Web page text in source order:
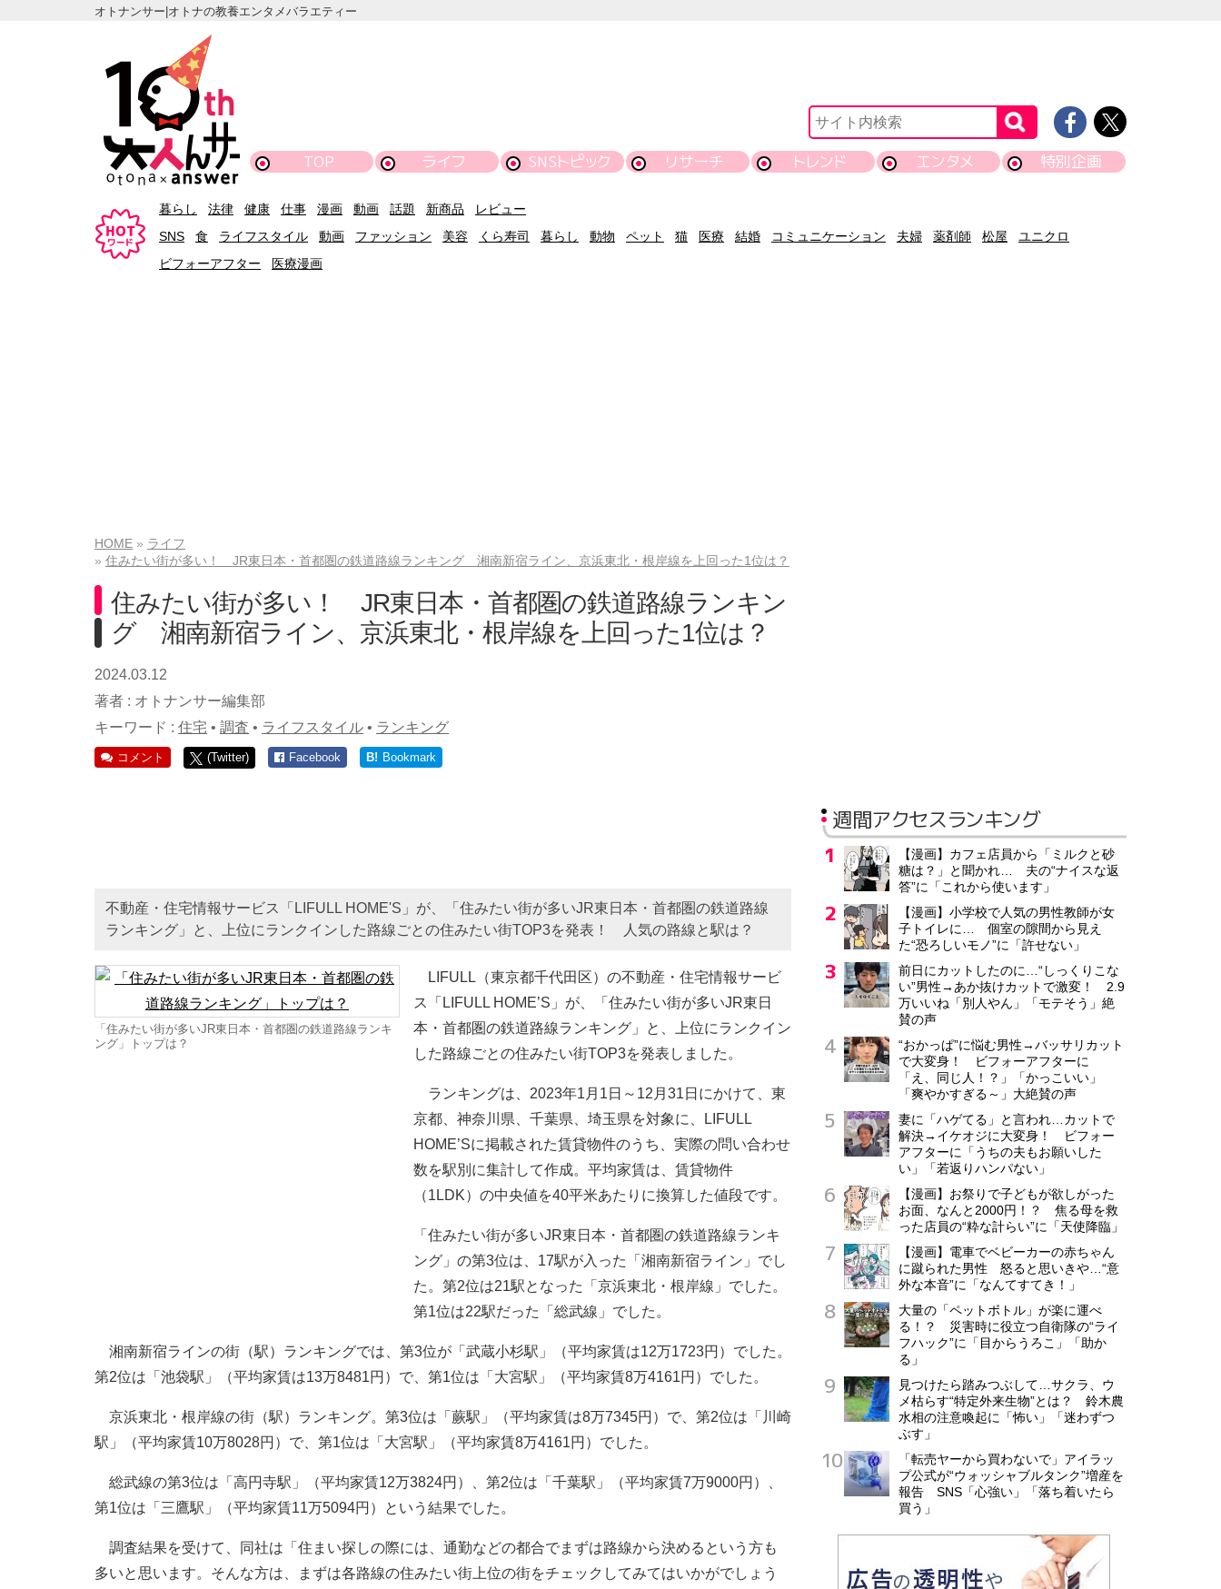
オトナンサー|オトナの教養エンタメバラエティー
TOP ライフ SNSトピック リサーチ トレンド エンタメ 特別企画
暮らし 法律 健康 仕事 漫画 動画 話題 新商品
レビュー
SNS
食 ライフスタイル 動画 ファッション 美容 くら寿司 暮らし 動物 ペット 猫 医療 結婚 コミュニケーション 夫婦 薬剤師 松屋
ユニクロ
ビフォーアフター
医療漫画
HOME
ライフ
住みたい街が多い！ JR東日本・首都圏の鉄道路線ランキング 湘南新宿ライン、京浜東北・根岸線を上回った1位は？
住みたい街が多い！ JR東日本・首都圏の鉄道路線ランキン
グ 湘南新宿ライン、京浜東北・根岸線を上回った1位は？
2024.03.12
著者 : オトナンサー編集部
キーワード : 住宅 • 調査 • ライフスタイル • ランキング
コメント (Twitter) Facebook B! Bookmark
不動産・住宅情報サービス「LIFULL HOME'S」が、「住みたい街が多いJR東日本・首都圏の鉄道路線
ランキング」と、上位にランクインした路線ごとの住みたい街TOP3を発表！ 人気の路線と駅は？
「住みたい街が多いJR東日本・首都圏の鉄道路線ランキ
ング」トップは？
LIFULL（東京都千代田区）の不動産・住宅情報サービ
ス「LIFULL HOME’S」が、「住みたい街が多いJR東日
本・首都圏の鉄道路線ランキング」と、上位にランクイン
した路線ごとの住みたい街TOP3を発表しました。
ランキングは、2023年1月1日～12月31日にかけて、東
京都、神奈川県、千葉県、埼玉県を対象に、LIFULL
HOME’Sに掲載された賃貸物件のうち、実際の問い合わせ
数を駅別に集計して作成。平均家賃は、賃貸物件
（1LDK）の中央値を40平米あたりに換算した値段です。
「住みたい街が多いJR東日本・首都圏の鉄道路線ランキ
ング」の第3位は、17駅が入った「湘南新宿ライン」でし
た。第2位は21駅となった「京浜東北・根岸線」でした。
第1位は22駅だった「総武線」でした。
湘南新宿ラインの街（駅）ランキングでは、第3位が「武蔵小杉駅」（平均家賃は12万1723円）でした。
第2位は「池袋駅」（平均家賃は13万8481円）で、第1位は「大宮駅」（平均家賃8万4161円）でした。
京浜東北・根岸線の街（駅）ランキング。第3位は「蕨駅」（平均家賃は8万7345円）で、第2位は「川崎
駅」（平均家賃10万8028円）で、第1位は「大宮駅」（平均家賃8万4161円）でした。
総武線の第3位は「高円寺駅」（平均家賃12万3824円）、第2位は「千葉駅」（平均家賃7万9000円）、
第1位は「三鷹駅」（平均家賃11万5094円）という結果でした。
調査結果を受けて、同社は「住まい探しの際には、通勤などの都合でまずは路線から決めるという方も
多いと思います。そんな方は、まずは各路線の住みたい街上位の街をチェックしてみてはいかがでしょう
週間アクセスランキング
【漫画】カフェ店員から「ミルクと砂
糖は？」と聞かれ… 夫の“ナイスな返
答”に「これから使います」
【漫画】小学校で人気の男性教師が女
子トイレに… 個室の隙間から見え
た“恐ろしいモノ”に「許せない」
前日にカットしたのに…“しっくりこな
い”男性→あか抜けカットで激変！ 2.9
万いいね「別人やん」「モテそう」絶
賛の声
“おかっぱ”に悩む男性→バッサリカット
で大変身！ ビフォーアフターに
「え、同じ人！？」「かっこいい」
「爽やかすぎる～」大絶賛の声
妻に「ハゲてる」と言われ…カットで
解決→イケオジに大変身！ ビフォー
アフターに「うちの夫もお願いした
い」「若返りハンパない」
【漫画】お祭りで子どもが欲しがった
お面、なんと2000円！？ 焦る母を救
った店員の“粋な計らい”に「天使降臨」
【漫画】電車でベビーカーの赤ちゃん
に蹴られた男性 怒ると思いきや…“意
外な本音”に「なんてすてき！」
大量の「ペットボトル」が楽に運べ
る！？ 災害時に役立つ自衛隊の“ライ
フハック”に「目からうろこ」「助か
る」
見つけたら踏みつぶして…サクラ、ウ
メ枯らす“特定外来生物”とは？ 鈴木農
水相の注意喚起に「怖い」「迷わずつ
ぶす」
「転売ヤーから買わないで」アイラッ
プ公式が“ウォッシャブルタンク”増産を
報告 SNS「心強い」「落ち着いたら
買う」